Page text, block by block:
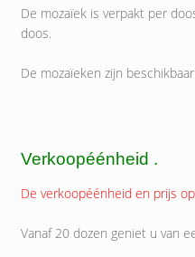
De mozaïek is verpakt per
doos.
De mozaïeken zijn
Verkoopéénheid .
De verkoopéénheid en prijs
Vanaf 20 dozen geniet u van